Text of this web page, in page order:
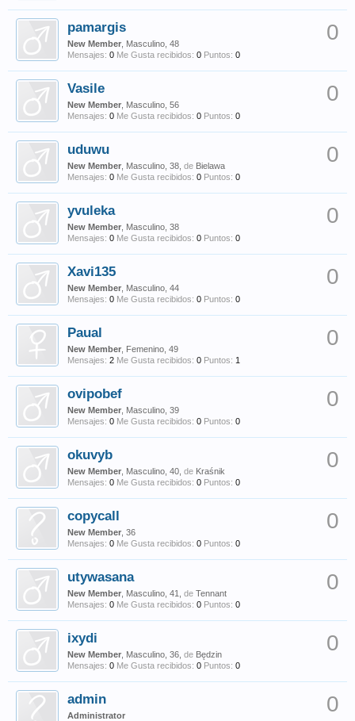
0
pamargis
New Member , Masculino, 48
Mensajes: 0 Me Gusta recibidos: 0 Puntos: 0
0
Vasile
New Member , Masculino, 56
Mensajes: 0 Me Gusta recibidos: 0 Puntos: 0
0
uduwu
New Member , Masculino, 38, de Bielawa
Mensajes: 0 Me Gusta recibidos: 0 Puntos: 0
0
yvuleka
New Member , Masculino, 38
Mensajes: 0 Me Gusta recibidos: 0 Puntos: 0
0
Xavi135
New Member , Masculino, 44
Mensajes: 0 Me Gusta recibidos: 0 Puntos: 0
0
Paual
New Member , Femenino, 49
Mensajes: 2 Me Gusta recibidos: 0 Puntos: 1
0
ovipobef
New Member , Masculino, 39
Mensajes: 0 Me Gusta recibidos: 0 Puntos: 0
0
okuvyb
New Member , Masculino, 40, de Kraśnik
Mensajes: 0 Me Gusta recibidos: 0 Puntos: 0
0
copycall
New Member , 36
Mensajes: 0 Me Gusta recibidos: 0 Puntos: 0
0
utywasana
New Member , Masculino, 41, de Tennant
Mensajes: 0 Me Gusta recibidos: 0 Puntos: 0
0
ixydi
New Member , Masculino, 36, de Będzin
Mensajes: 0 Me Gusta recibidos: 0 Puntos: 0
0
admin
Administrator